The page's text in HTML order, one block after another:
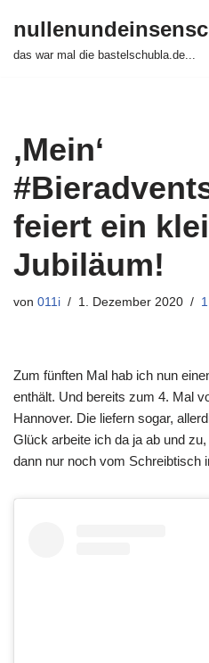
Zum
das war mal die bastelschubla.de...
‚Mein‘
feiert ein
Jubiläum!
von 011i 1. Dezember 2020
Zum fünften Mal hab ich nun
enthält. Und bereits zum 4. Mal
Hannover. Die liefern sogar,
Glück arbeite ich da ja ab und
dann nur noch vom Schreibtisch